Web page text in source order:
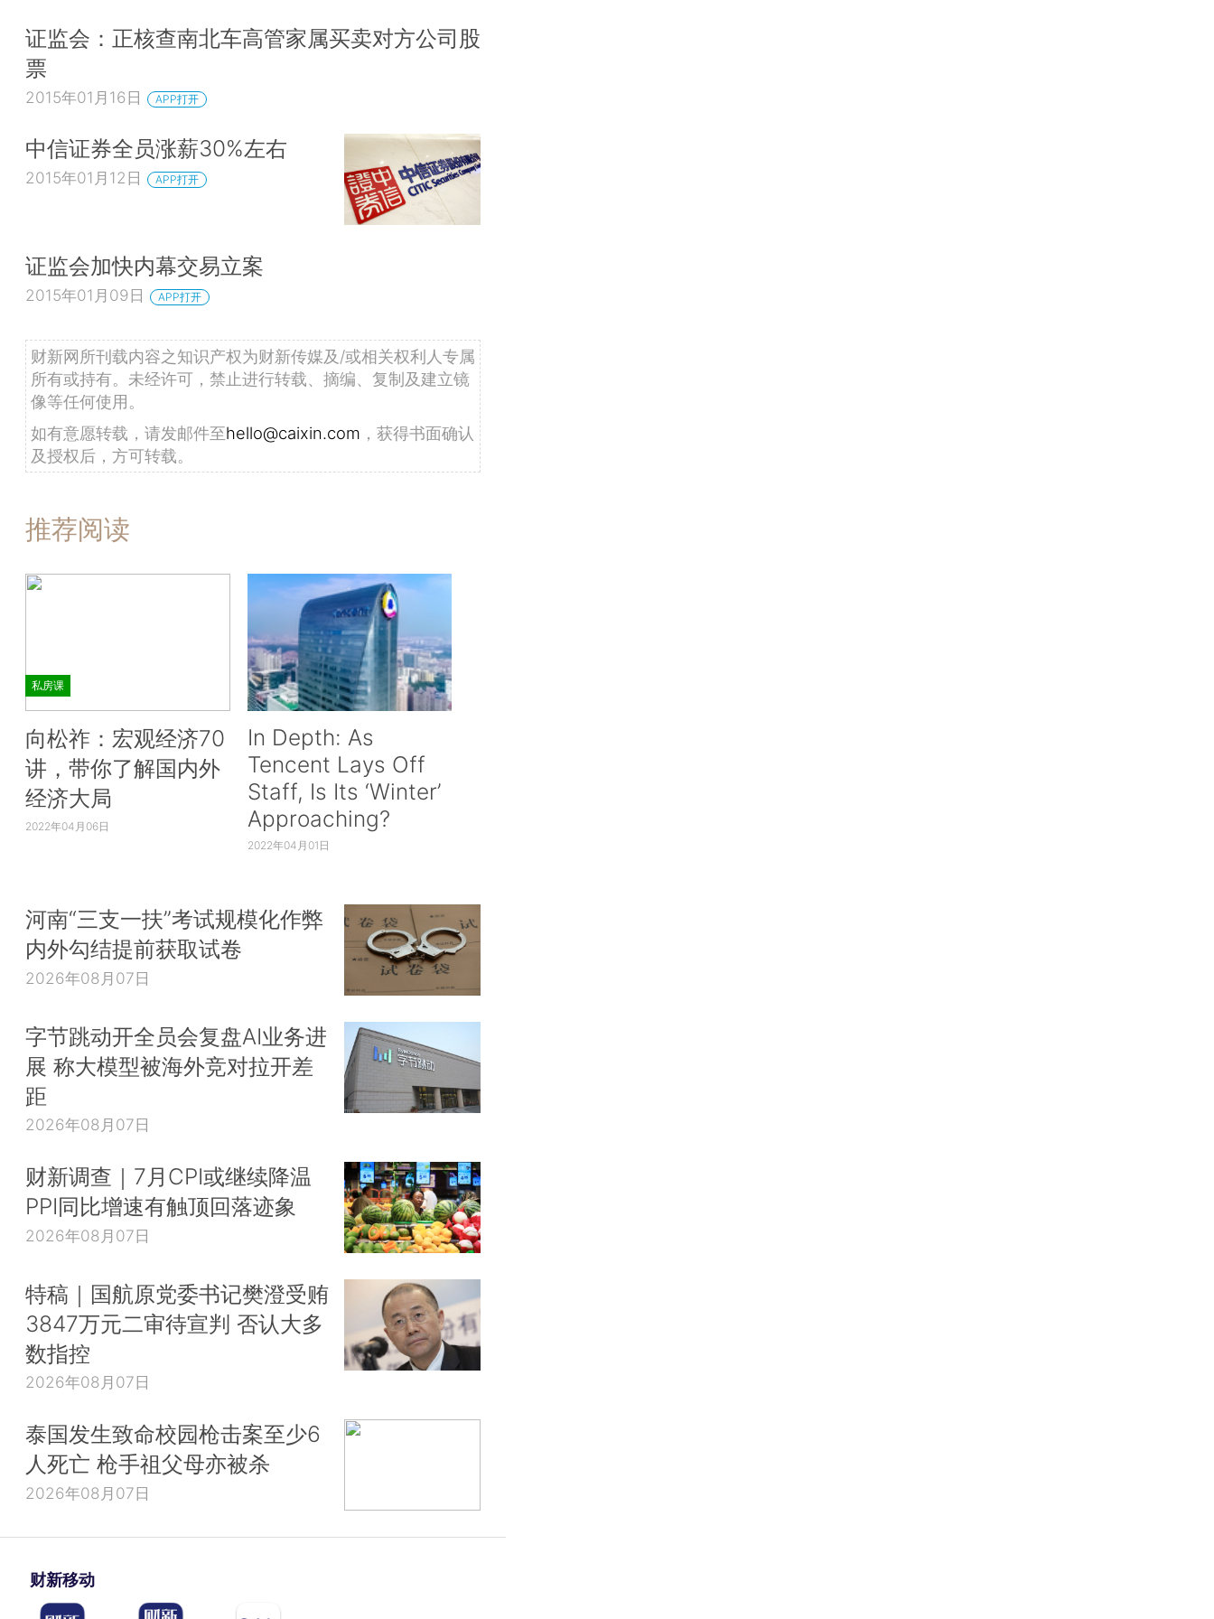
证监会：正核查南北车高管家属买卖对方公司股
票
2015年01月16日 APP打开
中信证券全员涨薪30%左右
2015年01月12日 APP打开
证监会加快内幕交易立案
2015年01月09日 APP打开
财新网所刊载内容之知识产权为财新传媒及/或相关权利人专属
所有或持有。未经许可，禁止进行转载、摘编、复制及建立镜
像等任何使用。
如有意愿转载，请发邮件至hello@caixin.com ，获得书面确认
及授权后，方可转载。
推荐阅读
私房课
向松祚：宏观经济70
讲，带你了解国内外
经济大局
2022年04月06日
In Depth: As
Tencent Lays Off
Staff, Is Its ‘Winter’
Approaching?
2022年04月01日
河南“三支一扶”考试规模化作弊
内外勾结提前获取试卷
2026年08月07日
字节跳动开全员会复盘AI业务进
展 称大模型被海外竞对拉开差
距
2026年08月07日
财新调查｜7月CPI或继续降温
PPI同比增速有触顶回落迹象
2026年08月07日
特稿｜国航原党委书记樊澄受贿
3847万元二审待宣判 否认大多
数指控
2026年08月07日
泰国发生致命校园枪击案至少6
人死亡 枪手祖父母亦被杀
2026年08月07日
财新移动